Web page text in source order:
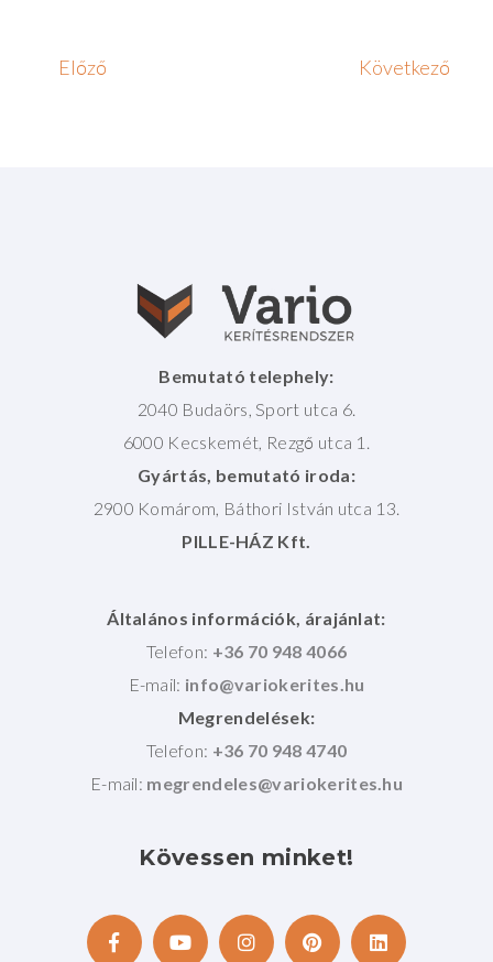
Előző Következő
Bemutató telephely:
2040 Budaörs, Sport utca 6.
6000 Kecskemét, Rezgő utca 1.
Gyártás, bemutató iroda:
2900 Komárom, Báthori István utca 13.
PILLE-HÁZ Kft.
Általános információk, árajánlat:
Telefon: +36 70 948 4066
E-mail:
Megrendelések:
Telefon: +36 70 948 4740
E-mail:
Kövessen minket!